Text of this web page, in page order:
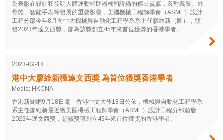
為表彰在設計和發明人體運動輔助器械和設備的傑出貢獻，及對義肢、外
骨骼、智能手表等發展的重要影響，美國機械工程師學會（ASME）設計
工程分部今年8月向中大機械與自動化工程學系系主任廖維新（圖），頒
發2023年達文西獎，廖為該獎創立45年來首位獲獎的香港學者。
2023-09-18
港中大廖維新獲達文西獎 為首位獲獎香港學者
Media: HKCNA
香港新聞網9月18日電 香港中文大學18日公佈，機械與自動化工程學系
系主任廖維新最近獲美國機械工程師學會（ASME）設計工程分部頒發
2023年達文西獎，是該獎項創立45年來首位獲獎的香港學者。